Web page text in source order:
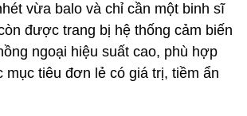
vừa balo và chỉ cần một binh sĩ
được trang bị hệ thống cảm biến
ngoại hiệu suất cao, phù hợp
mục tiêu đơn lẻ có giá trị, tiềm ẩn